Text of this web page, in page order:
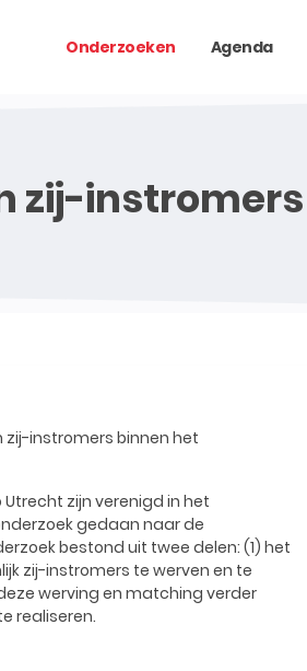
Onderzoeken Agenda
zij-instromers
instromers binnen het
zijn verenigd in het
gedaan naar de
bestond uit twee delen: (1) het
zij-instromers te werven en te
werving en matching verder
realiseren.